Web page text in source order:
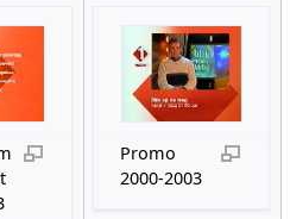
Promo
2000-2003